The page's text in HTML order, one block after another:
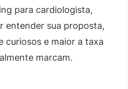
para cardiologista,
entender sua proposta,
curiosos e maior a taxa
marcam.